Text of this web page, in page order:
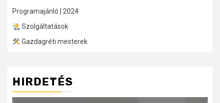
Programajánló | 2024
Szolgáltatások
Gazdagréti mesterek
HIRDETÉS